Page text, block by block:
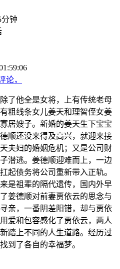
钟
论，
了他全是女将，上有传统老母
粗线条女儿姜天和理智侄女姜
居嫂子。新婚的姜天生下宝宝
顺还没来得及高兴，就迎来接
夫妇的婚姻危机；又是公司财
潜逃。姜德顺迎难而上，一边
起债务将公司重新带入正轨。
是祖辈的隔代遗传，国内外早
姜德顺对前妻贾依云的思念与
亲，一番阴差阳错，却与贾依
爱和包容感化了贾依云，两人
踏上不同的人生道路。经历过
到了各自的幸福梦。